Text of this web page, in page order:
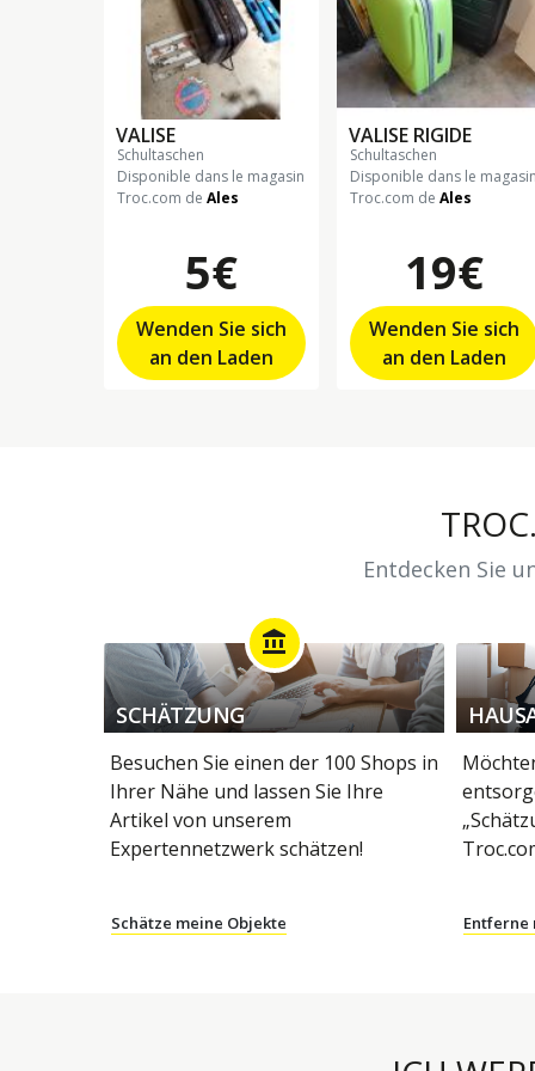
VALISE
schultaschen
Disponible dans le magasin
Troc.com de Ales
5€
Wenden Sie sich
an den Laden
VALISE RIGIDE
schultaschen
Disponible dans le
Troc.com de Ales
19€
Wenden Sie sich
an den Laden
Entdecken Sie
account_balance
SCHÄTZUNG
Besuchen Sie einen der 100 Shops in
Ihrer Nähe und lassen Sie Ihre
Artikel von unserem
Expertennetzwerk schätzen!
Schätze meine Objekte Entferne